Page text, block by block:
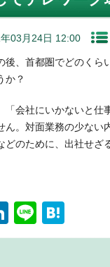
dI
n
a
03月24日 12:00
、首都圏でどのくら
か？
会社にいかないと仕
ん。対面業務の少な
どのために、出社せざ
Li
n
Li
n
at